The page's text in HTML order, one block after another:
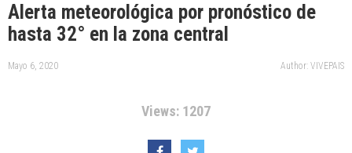
Alerta meteorológica por pronóstico de
hasta 32° en la zona central
Mayo 6, 2020 Author: VIVEPAIS
Views: 1207